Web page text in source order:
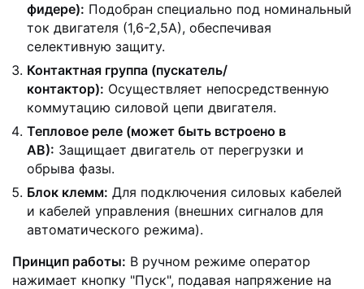
фидере): Подобран специально под номинальный
ток двигателя (1,6-2,5А), обеспечивая
селективную защиту.
Контактная группа (пускатель/
контактор): Осуществляет непосредственную
коммутацию силовой цепи двигателя.
Тепловое реле (может быть встроено в
АВ): Защищает двигатель от перегрузки и
обрыва фазы.
Блок клемм: Для подключения силовых кабелей
и кабелей управления (внешних сигналов для
автоматического режима).
Принцип работы: В ручном режиме оператор
нажимает кнопку "Пуск", подавая напряжение на